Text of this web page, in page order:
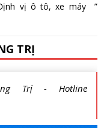
vị ô tô, xe máy ”
TRỊ
Trị - Hotline